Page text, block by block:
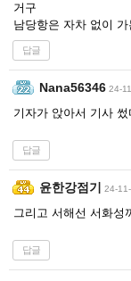
거구
남당항은 자차 없이
답글
Nana56346 24-
기자가 앉아서 기사 썼
답글
윤한강점기 24-
그리고 서해선 서화성
답글